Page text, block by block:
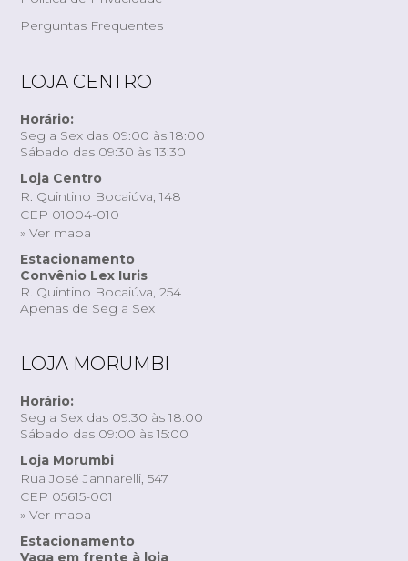
Perguntas Frequentes
LOJA CENTRO
Horário:
Seg a Sex das 09:00 às 18:00
Sábado das 09:30 às 13:30
Loja Centro
R. Quintino Bocaiúva, 148
CEP 01004-010
» Ver mapa
Estacionamento
Convênio Lex Iuris
R. Quintino Bocaiúva, 254
Apenas de Seg a Sex
LOJA MORUMBI
Horário:
Seg a Sex das 09:30 às 18:00
Sábado das 09:00 às 15:00
Loja Morumbi
Rua José Jannarelli, 547
CEP 05615-001
» Ver mapa
Estacionamento
Vaga em frente à loja